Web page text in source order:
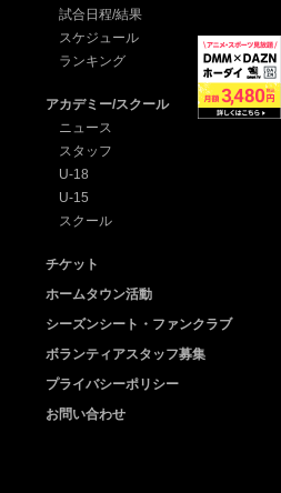
試合日程/結果
スケジュール
ランキング
アカデミー/スクール
ニュース
スタッフ
U-18
U-15
スクール
チケット
ホームタウン活動
シーズンシート・ファンクラブ
ボランティアスタッフ募集
プライバシーポリシー
お問い合わせ